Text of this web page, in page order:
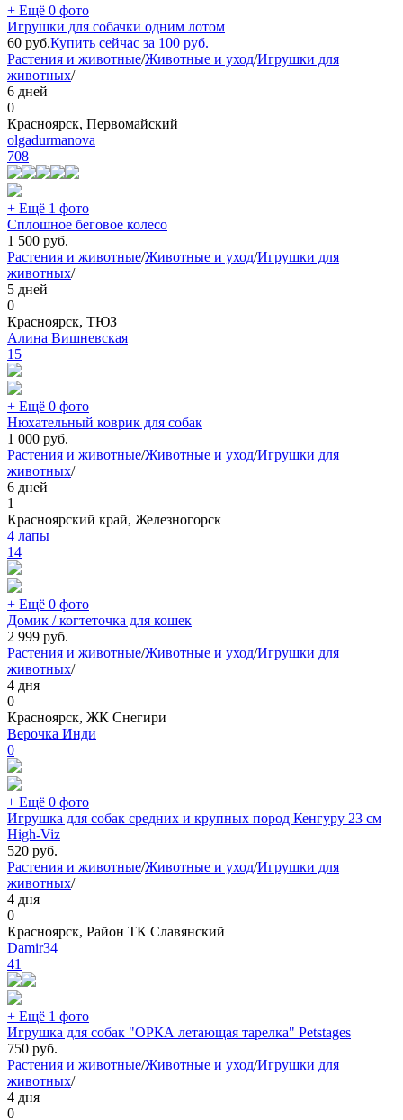
+ Ещё 0 фото
Игрушки для собачки одним лотом
60 руб.Купить сейчас за 100 руб.
Растения и животные/Животные и уход/Игрушки для
животных/
6 дней
0
Красноярск, Первомайский
olgadurmanova
708
+ Ещё 1 фото
Сплошное беговое колесо
1 500 руб.
Растения и животные/Животные и уход/Игрушки для
животных/
5 дней
0
Красноярск, ТЮЗ
Алина Вишневская
15
+ Ещё 0 фото
Нюхательный коврик для собак
1 000 руб.
Растения и животные/Животные и уход/Игрушки для
животных/
6 дней
1
Красноярский край, Железногорск
4 лапы
14
+ Ещё 0 фото
Домик / когтеточка для кошек
2 999 руб.
Растения и животные/Животные и уход/Игрушки для
животных/
4 дня
0
Красноярск, ЖК Снегири
Верочка Инди
0
+ Ещё 0 фото
Игрушка для собак средних и крупных пород Кенгуру 23 см
High-Viz
520 руб.
Растения и животные/Животные и уход/Игрушки для
животных/
4 дня
0
Красноярск, Район ТК Славянский
Damir34
41
+ Ещё 1 фото
Игрушка для собак "ОРКА летающая тарелка" Petstages
750 руб.
Растения и животные/Животные и уход/Игрушки для
животных/
4 дня
0